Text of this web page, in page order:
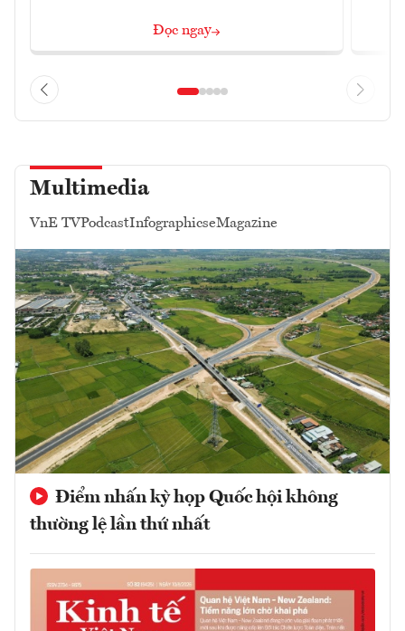
Đọc ngay
Multimedia
VnE TVPodcastInfographicseMagazine
Điểm nhấn kỳ họp Quốc hội không
thường lệ lần thứ nhất